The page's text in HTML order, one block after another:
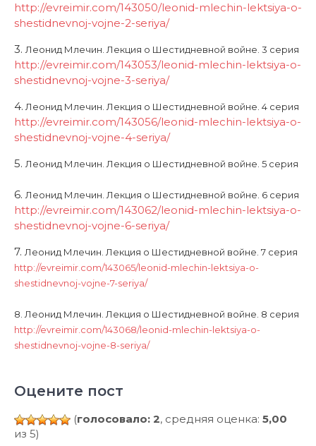
http://evreimir.com/143050/leonid-mlechin-lektsiya-o-
shestidnevnoj-vojne-2-seriya/
3.Леонид Млечин. Лекция о Шестидневной войне. 3 серия
http://evreimir.com/143053/leonid-mlechin-lektsiya-o-
shestidnevnoj-vojne-3-seriya/
4. Леонид Млечин. Лекция о Шестидневной войне. 4 серия
http://evreimir.com/143056/leonid-mlechin-lektsiya-o-
shestidnevnoj-vojne-4-seriya/
5.Леонид Млечин. Лекция о Шестидневной войне. 5 серия
6.Леонид Млечин. Лекция о Шестидневной войне. 6 серия
http://evreimir.com/143062/leonid-mlechin-lektsiya-o-
shestidnevnoj-vojne-6-seriya/
7.Леонид Млечин. Лекция о Шестидневной войне. 7 серия
http://evreimir.com/143065/leonid-mlechin-lektsiya-o-
shestidnevnoj-vojne-7-seriya/
8. Леонид Млечин. Лекция о Шестидневной войне. 8 серия
http://evreimir.com/143068/leonid-mlechin-lektsiya-o-
shestidnevnoj-vojne-8-seriya/
Оцените пост
(голосовало: 2, средняя оценка: 5,00
из 5)